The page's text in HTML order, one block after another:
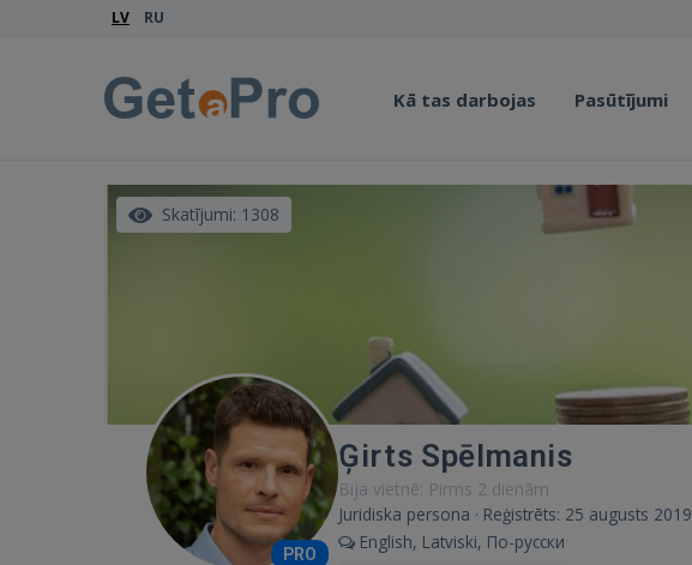
LV RU
Kā tas darbojas Pasūtījumi
Skatījumi: 1308
PRO
Ģirts Spēlmanis
Bija vietnē: Pirms 2 dienām
Juridiska persona · Reģistrēts: 25 augusts 2019
English, Latviski, По-русски